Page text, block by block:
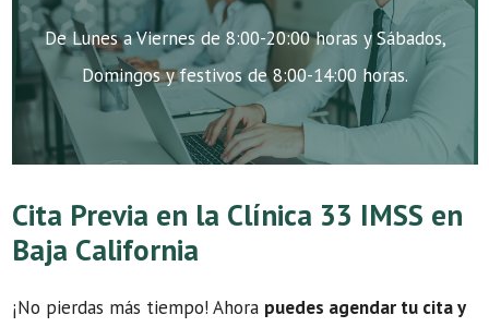
De Lunes a Viernes de 8:00-20:00 horas y Sábados,
Domingos y festivos de 8:00-14:00 horas.
Cita Previa en la Clínica 33 IMSS en
Baja California
¡No pierdas más tiempo! Ahora puedes agendar tu cita y